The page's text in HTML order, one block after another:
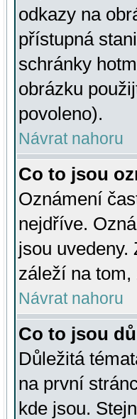
odkazy na
přístupná
schránky
obrázku
povoleno).
Návrat nahoru
Co to jsou
Oznámení
nejdříve.
jsou uvedeny.
záleží na
Návrat nahoru
Co to jsou
Důležitá
na první
kde jsou.